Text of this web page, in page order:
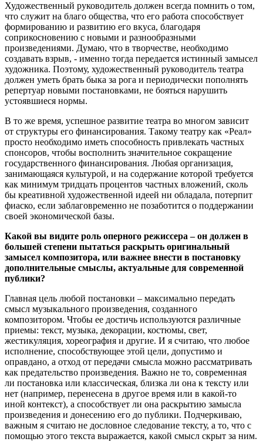
Художественный руководитель должен всегда помнить о том,
что служит на благо общества, что его работа способствует
формированию и развитию его вкуса, благодаря
соприкосновению с новыми и разнообразными
произведениями. Думаю, что в творчестве, необходимо
создавать взрыв, - именно тогда передается истинный замысел
художника. Поэтому, художественный руководитель театра
должен уметь брать быка за рога и периодически пополнять
репертуар новыми постановками, не бояться нарушить
устоявшиеся нормы.
В то же время, успешное развитие театра во многом зависит
от структуры его финансирования. Такому театру как «Реал»
просто необходимо иметь способность привлекать частных
спонсоров, чтобы восполнить значительное сокращение
государственного финансирования. Любая организация,
занимающаяся культурой, и на содержание которой требуется
как минимум тридцать процентов частных вложений, сколь
бы креативной художественной идеей ни обладала, потерпит
фиаско, если заблаговременно не позаботится о поддержании
своей экономической базы.
Какой вы видите роль оперного режиссера – он должен в
большей степени пытаться раскрыть оригинальный
замысел композитора, или важнее внести в постановку
дополнительные смыслы, актуальные для современной
публики?
Главная цель любой постановки – максимально передать
смысл музыкального произведения, созданного
композитором. Чтобы ее достичь используются различные
приемы: текст, музыка, декорации, костюмы, свет,
жестикуляция, хореография и другие. И я считаю, что любое
исполнение, способствующее этой цели, допустимо и
оправдано, а отход от передачи смысла можно рассматривать
как предательство произведения. Важно не то, современная
ли постановка или классическая, близка ли она к тексту или
нет (например, перенесена в другое время или в какой-то
иной контекст), а способствует ли она раскрытию замысла
произведения и донесению его до публики. Подчеркиваю,
важным я считаю не дословное следование тексту, а то, что с
помощью этого текста выражается, какой смысл скрыт за ним.